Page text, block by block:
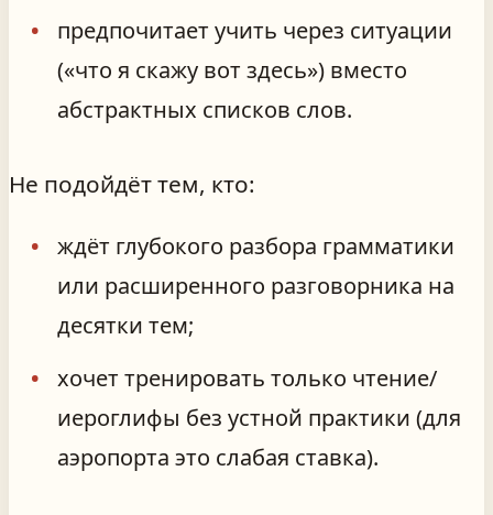
предпочитает учить через ситуации
(«что я скажу вот здесь») вместо
абстрактных списков слов.
Не подойдёт тем, кто:
ждёт глубокого разбора грамматики
или расширенного разговорника на
десятки тем;
хочет тренировать только чтение/
иероглифы без устной практики (для
аэропорта это слабая ставка).